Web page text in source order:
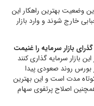
وضعیت بهترین راهکار این
خارج شوند و وارد بازار
بازار سرمایه را غنیمت
بازار سرمایه گذاری کنند
بورس روند صعودی پیدا
مدت است و این بهترین
اصلاح پرتفوی سهام